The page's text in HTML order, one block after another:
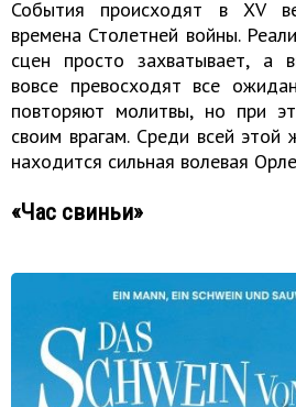
События происходят в XV
времена Столетней войны.
сцен просто захватывает, а
вовсе превосходят все
повторяют молитвы, но при
своим врагам. Среди всей этой
находится сильная волевая
«Час свиньи»